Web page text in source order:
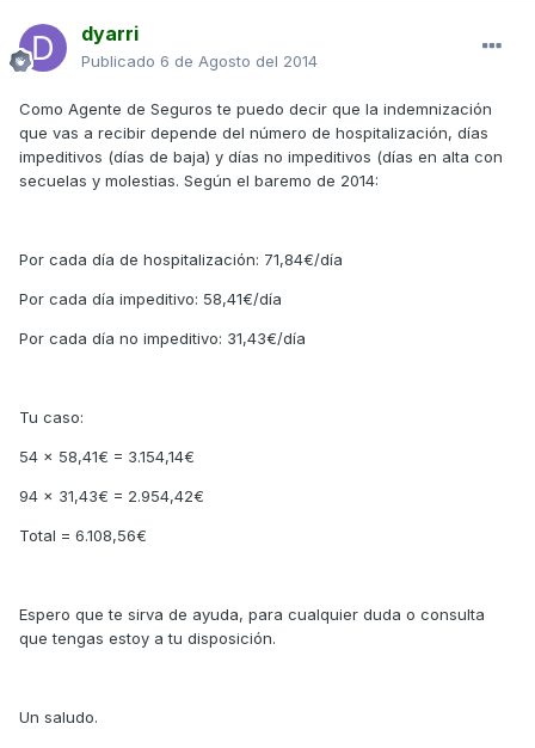
dyarri
Publicado 6 de Agosto del 2014
Como Agente de Seguros te puedo decir que la indemnización
que vas a recibir depende del número de hospitalización, días
impeditivos (días de baja) y días no impeditivos (días en alta con
secuelas y molestias. Según el baremo de 2014:
Por cada día de hospitalización: 71,84€/día
Por cada día impeditivo: 58,41€/día
Por cada día no impeditivo: 31,43€/día
Tu caso:
54 x 58,41€ = 3.154,14€
94 x 31,43€ = 2.954,42€
Total = 6.108,56€
Espero que te sirva de ayuda, para cualquier duda o consulta
que tengas estoy a tu disposición.
Un saludo.